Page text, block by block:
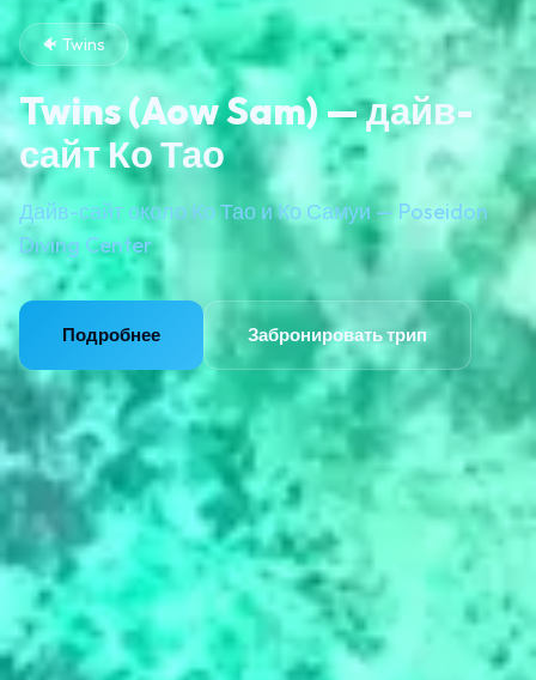
🐠 Twins
Twins (Aow Sam) — дайв-
сайт Ко Тао
Дайв-сайт около Ко Тао и Ко Самуи — Poseidon
Diving Center
Подробнее Забронировать трип